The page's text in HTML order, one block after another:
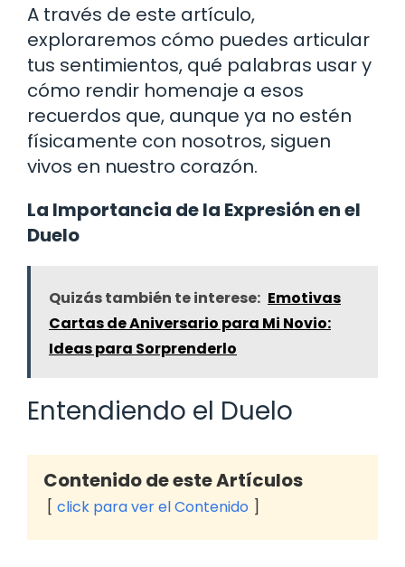
A través de este artículo,
exploraremos cómo puedes articular
tus sentimientos, qué palabras usar y
cómo rendir homenaje a esos
recuerdos que, aunque ya no estén
físicamente con nosotros, siguen
vivos en nuestro corazón.
La Importancia de la Expresión en el
Duelo
Quizás también te interese: Emotivas
Cartas de Aniversario para Mi Novio:
Ideas para Sorprenderlo
Entendiendo el Duelo
Contenido de este Artículos
click para ver el Contenido